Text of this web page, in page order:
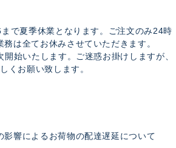
で夏季休業となります。ご注文のみ24時
務は全てお休みさせていただきます。
始いたします。ご迷惑お掛けしますが、
くお願い致します。
影響によるお荷物の配達遅延について